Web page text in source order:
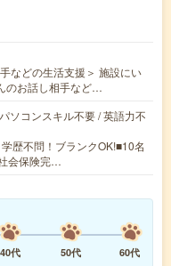
などの生活支援＞ 施設にい
のお話し相手など…
ソコンスキル不要 / 英語力不
歴不問！ブランクOK!■10名
会保険完…
40代 50代
60代